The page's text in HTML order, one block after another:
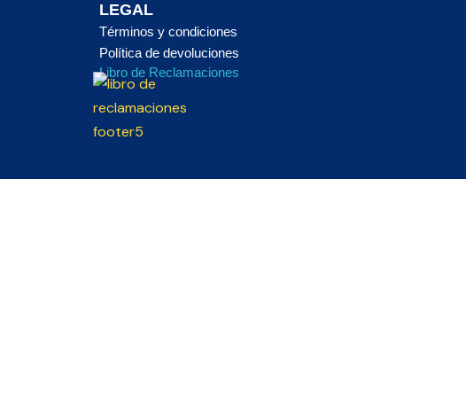
LEGAL
Términos y condiciones
Política de devoluciones
Libro de Reclamaciones